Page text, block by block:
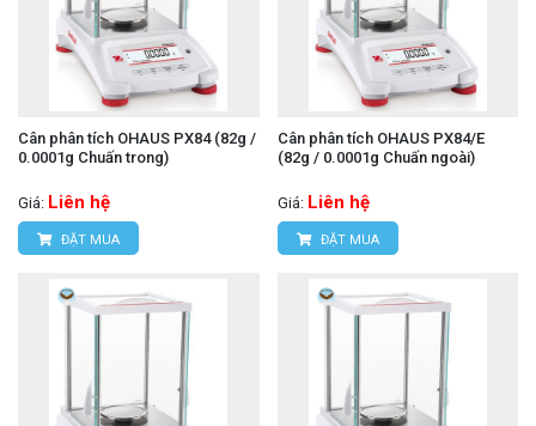
Cân phân tích OHAUS PX84 (82g /
0.0001g Chuấn trong)
Giá: Liên hệ
ĐẶT MUA
Cân phân tích OHAUS PX84/E
(82g / 0.0001g Chuấn ngoài)
Giá: Liên hệ
ĐẶT MUA